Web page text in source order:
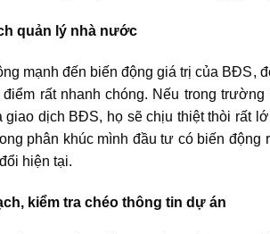
quản lý nhà nước
mạnh đến biến độnggiá trị của BĐS,
rất nhanh chóng. Nếu trong
giao dịch BĐS, họ sẽ chịu thiệt thòi rất
phân khúc mình đầu tư có biến
hiện tại.
kiểm tra chéothông tin dự án